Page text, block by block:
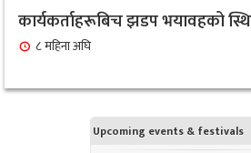
ट्युनिङ विशेषज्ञ’ पदकबाट
३ महिना अघि
१०
नगरप्रमुख तामाङको
कार्यढाँचा सम्बन्धी एकदिने
सम्पन्न
कार्यकर्ताहरूबिच झडप भयावहको
८ महिना अघि